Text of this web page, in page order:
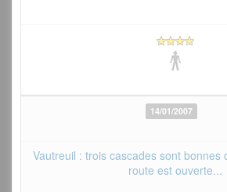
14/01/2007
Vautreuil : trois cascades sont bonnes
route est ouverte...